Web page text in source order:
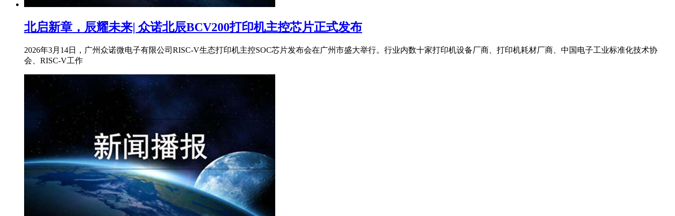
北启新章，辰耀未来| 众诺北辰BCV200打印机主控芯片正式发布
2026年3月14日，广州众诺微电子有限公司RISC-V生态打印机主控SOC芯片发布会在广州市盛大举行。行业内数十家打印机设备厂商、打印机耗材厂商、中国电子工业标准化技术协
会、RISC-V工作